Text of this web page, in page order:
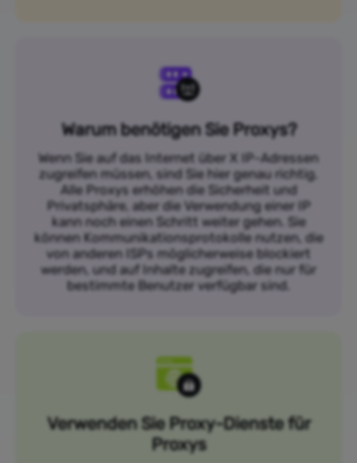
Warum benötigen Sie Proxys?
Wenn Sie auf das Internet über X IP-Adressen
zugreifen müssen, sind Sie hier genau richtig.
Alle Proxys erhöhen die Sicherheit und
Privatsphäre, aber die Verwendung einer IP
kann noch einen Schritt weiter gehen. Sie
können Kommunikationsprotokolle nutzen, die
von anderen ISPs möglicherweise blockiert
werden, und auf Inhalte zugreifen, die nur für
bestimmte Benutzer verfügbar sind.
Verwenden Sie Proxy-Dienste für
Proxys